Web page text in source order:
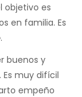
objetivo es
en familia. Es
buenos y
muy difícil
empeño